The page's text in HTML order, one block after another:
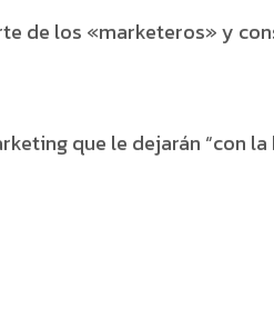
de los «marketeros» y
que le dejarán “con la